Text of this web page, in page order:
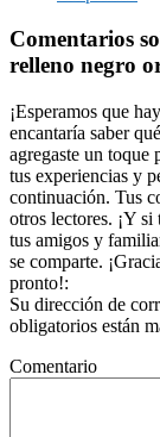
Comentarios
relleno negro
¡Esperamos que
encantaría saber
agregaste un toque
tus experiencias y
continuación. Tus
otros lectores. ¡Y
tus amigos y
se comparte.
pronto!:
Su dirección de
obligatorios están
Comentario